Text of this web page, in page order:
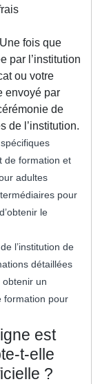
fois que
par l’institution
ou votre
envoyé par
de
de l’institution.
de formation et
adultes
pour
le
l’institution de
détaillées
un
formation pour
est
t-elle
?